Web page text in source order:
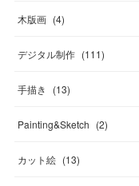
木版画 (4)
デジタル制作 (111)
手描き (13)
Painting&Sketch (2)
カット絵 (13)